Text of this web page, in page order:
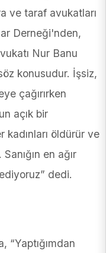
ve taraf avukatları
Derneği'nden,
Nur Banu
konusudur. İşsiz,
çağırırken
açık bir
öldürür ve
en ağır
dedi.
“Yaptığımdan